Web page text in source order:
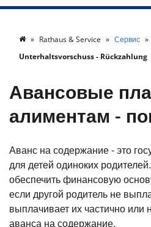
Rathaus & Service Сервис
Unterhaltsvorschuss - Rückzahlung
Авансовые
алиментам -
Аванс на содержание - это
для детей одиноких
обеспечить финансовую
если другой родитель не
выплачивает их частично или
аванса на содержание.